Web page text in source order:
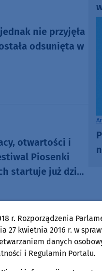
nie przyjęła
odsunięta w
otwartości i
Piosenki
startuje już dziś.
nad ulicą
prace. Droga
r. Rozporządzenia
27 kwietnia 2016 r. w
danych
i Regulamin Portalu.